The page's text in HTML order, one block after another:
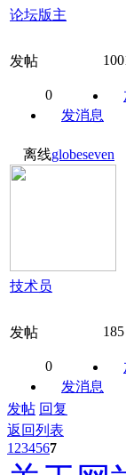
论坛版主
发帖
0
发消息
离线globeseven
技术员
发帖 185
0
发消息
发帖 回复
返回列表
1 234567